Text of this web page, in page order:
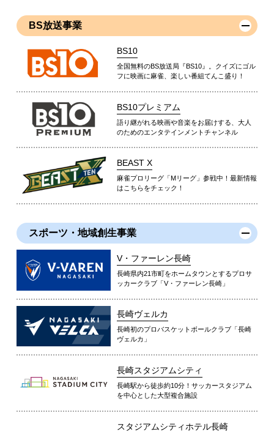
BS放送事業
BS10
全国無料のBS放送局『BS10』。クイズにゴル
フに映画に麻雀、楽しい番組てんこ盛り！
BS10プレミアム
語り継がれる映画や音楽をお届けする、大人
のためのエンタテインメントチャンネル
BEAST X
麻雀プロリーグ「Mリーグ」参戦中！最新情報
はこちらをチェック！
スポーツ・地域創生事業
V・ファーレン長崎
長崎県内21市町をホームタウンとするプロサ
ッカークラブ「V・ファーレン長崎」
長崎ヴェルカ
長崎初のプロバスケットボールクラブ「長崎
ヴェルカ」
長崎スタジアムシティ
長崎駅から徒歩約10分！サッカースタジアム
を中心とした大型複合施設
スタジアムシティホテル長崎